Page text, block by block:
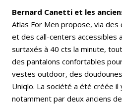
Bernard Canetti et les
Atlas For Men propose, via
et des call-centers accessibles
surtaxés à 40 cts la minute,
des pantalons confortables
vestes outdoor, des
Uniqlo. La société a été créée il
notamment par deux anciens